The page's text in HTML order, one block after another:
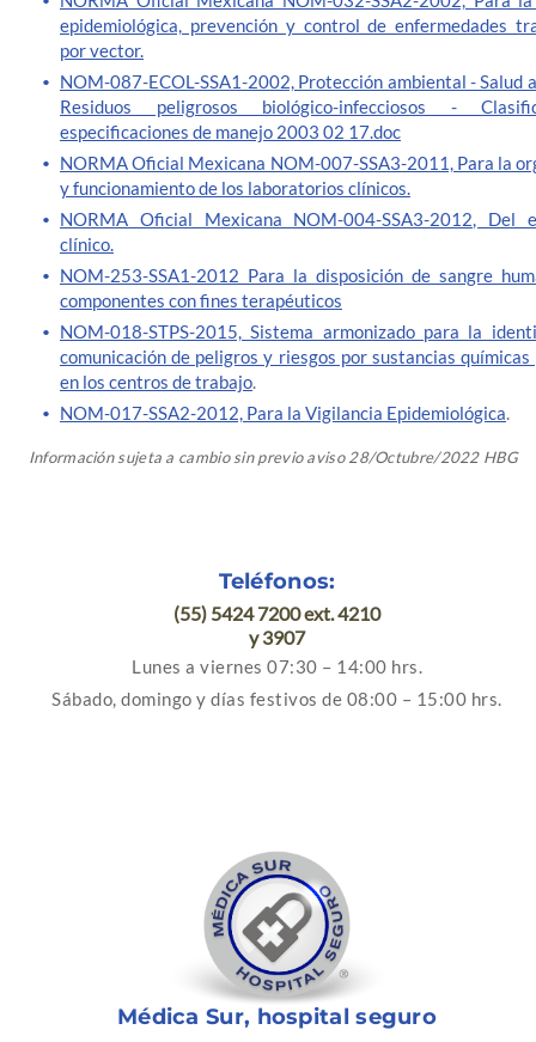
epidemiológica, prevención y control de enfermedades
por vector.
NOM-087-ECOL-SSA1-2002, Protección ambiental - Salud
Residuos peligrosos biológico-infecciosos -
especificaciones de manejo 2003 02 17.doc
NORMA Oficial Mexicana NOM-007-SSA3-2011, Para la
y funcionamiento de los laboratorios clínicos.
NORMA Oficial Mexicana NOM-004-SSA3-2012, Del
clínico.
NOM-253-SSA1-2012 Para la disposición de sangre
componentes con fines terapéuticos
NOM-018-STPS-2015, Sistema armonizado para la
comunicación de peligros y riesgos por sustancias químicas
en los centros de trabajo.
NOM-017-SSA2-2012, Para la Vigilancia Epidemiológica.
Información sujeta a cambio sin previo aviso 28/Octubre/2022 HBG
Teléfonos:
(55) 5424 7200 ext. 4210
y 3907
Lunes a viernes 07:30 – 14:00 hrs.
Sábado, domingo y días festivos de 08:00 – 15:00 hrs.
Médica Sur, hospital seguro